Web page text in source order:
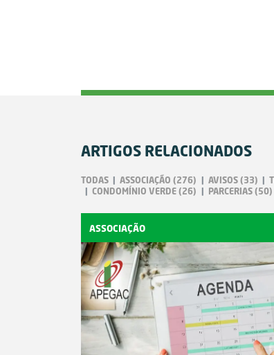
ARTIGOS RELACIONADOS
TODAS ASSOCIAÇÃO (276) AVISOS(33)
CONDOMÍNIO VERDE(26) PARCERIAS(50)
ASSOCIAÇÃO